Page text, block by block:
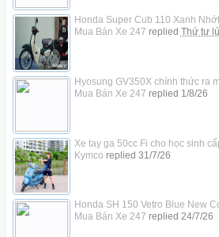
Honda Super Cub 110 Xanh
Mua Bán Xe 247 replied Thứ tư
Hyosung GV350X chính thức ra
Mua Bán Xe 247 replied 1/8/26
Xe tay ga 50cc Fi cho học sinh
Kymco replied 31/7/26
Honda SH 150 Vetro Blue New
Mua Bán Xe 247 replied 24/7/26